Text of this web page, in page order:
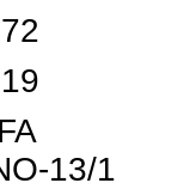
13/1